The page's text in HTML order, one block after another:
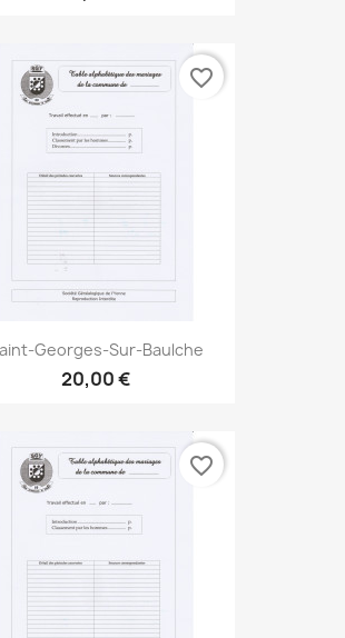
Georges-Sur-Baulche
20,00 €
favorite_border
favorite_border